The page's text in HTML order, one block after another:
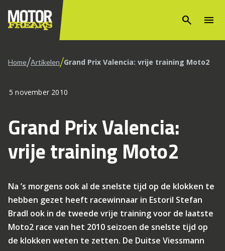
search menu
Home/Artikelen/Grand Prix Valencia: vrije training Moto2
5 november 2010
Grand Prix Valencia:
vrije training Moto2
Na ’s morgens ook al de snelste tijd op de klokken te
hebben gezet heeft racewinnaar in Estoril Stefan
Bradl ook in de tweede vrije training voor de laatste
Moto2 race van het 2010 seizoen de snelste tijd op
de klokken weten te zetten. De Duitse Viessmann